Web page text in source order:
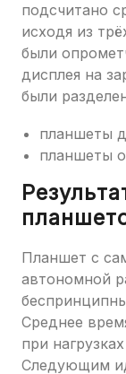
подсчитано
исходя из
были
дисплея на
были
планшеты
планшеты
Планшет с
автономной
Среднее
при
Следующим